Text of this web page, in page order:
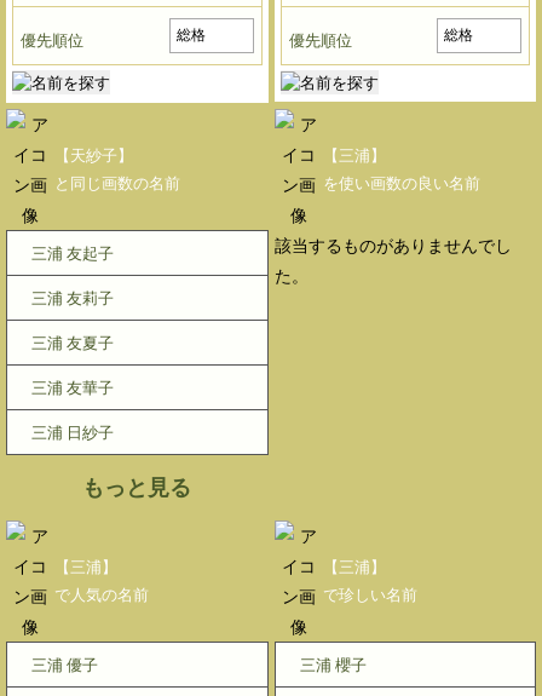
優先順位 優先順位
【天紗子】
と同じ画数の名前
三浦 友起子
三浦 友莉子
三浦 友夏子
三浦 友華子
三浦 日紗子
もっと見る
【三浦】
を使い画数の良い名前
該当するものがありませんでし
た。
【三浦】
で人気の名前
三浦 優子
【三浦】
で珍しい名前
三浦 櫻子